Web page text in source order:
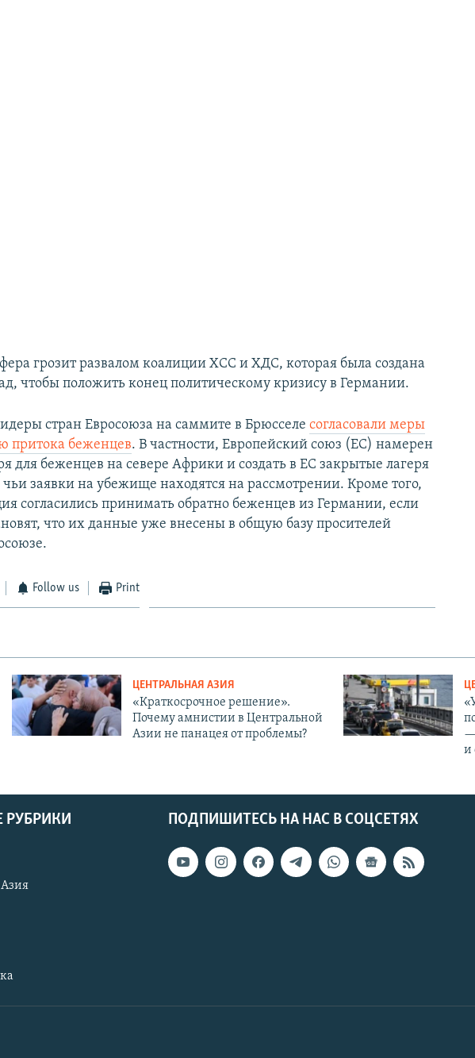
грозит развалом коалиции ХСС и ХДС, которая была создана
чтобы положить конец политическому кризису в Германии.
стран Евросоюза на саммите в Брюсселесогласовали меры
притока беженцев. В частности, Европейский союз (ЕС) намерен
для беженцев на севере Африки и создать в ЕС закрытые лагеря
заявки на убежище находятся на рассмотрении. Кроме того,
согласились принимать обратно беженцев из Германии, если
что их данные уже внесены в общую базу просителей
Follow us Print
ЦЕНТРАЛЬНАЯ АЗИЯ
«Краткосрочное решение».
Почему амнистии в Центральной
Азии не панацея от проблемы?
—
и
ПОДПИШИТЕСЬ НА НАС В СОЦСЕТЯХ